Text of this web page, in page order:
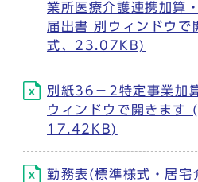
業所医療介護連携加算
届出書 別ウィンドウで
式、23.07KB)
別紙36－2特定事業加
ウィンドウで開きます
17.42KB)
勤務表(標準様式・居